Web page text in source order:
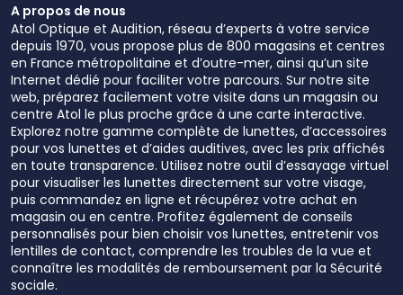
A propos de nous
Atol Optique et Audition, réseau d’experts à votre service
depuis 1970, vous propose plus de 800 magasins et centres
en France métropolitaine et d’outre-mer, ainsi qu’un site
Internet dédié pour faciliter votre parcours. Sur notre site
web, préparez facilement votre visite dans un magasin ou
centre Atol le plus proche grâce à une carte interactive.
Explorez notre gamme complète de lunettes, d’accessoires
pour vos lunettes et d’aides auditives, avec les prix affichés
en toute transparence. Utilisez notre outil d’essayage virtuel
pour visualiser les lunettes directement sur votre visage,
puis commandez en ligne et récupérez votre achat en
magasin ou en centre. Profitez également de conseils
personnalisés pour bien choisir vos lunettes, entretenir vos
lentilles de contact, comprendre les troubles de la vue et
connaître les modalités de remboursement par la Sécurité
sociale.